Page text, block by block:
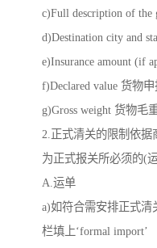
c)Full description of
d)Destination city and
e)Insurance amount (if
f)Declared value 货物
g)Gross weight 货物毛
2.正式清关的限制依
为正式报关所必须的(
A.运单
a)如符合需安排正式
栏填上‘formal import’